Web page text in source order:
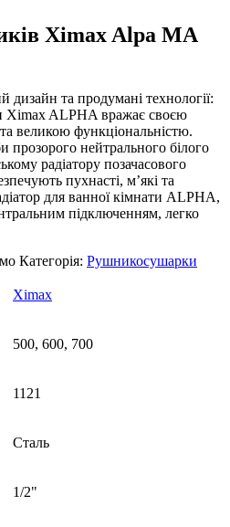
Ximax Alpa MA
та продумані технології:
Ximax ALPHA вражає своєю
великою функціональністю.
прозорого нейтрального білого
радіатору позачасового
пухнасті, м’які та
для ванної кімнати ALPHA,
підключенням, легко
Категорія: Рушникосушарки
Ximax
500, 600, 700
1121
Сталь
1/2"